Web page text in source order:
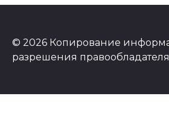
© 2026 Копирование
разрешения